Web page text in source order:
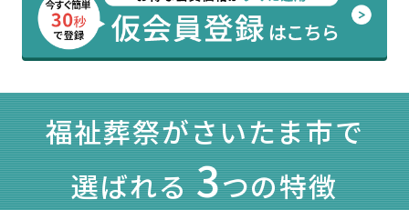
福祉葬祭がさいたま市で
選ばれる 3つの特徴